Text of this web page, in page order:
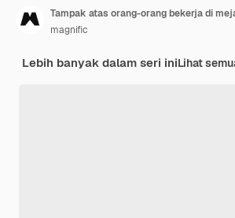
Tampak atas orang-orang bekerja di
magnific
Lebih banyak dalam seri iniLihat